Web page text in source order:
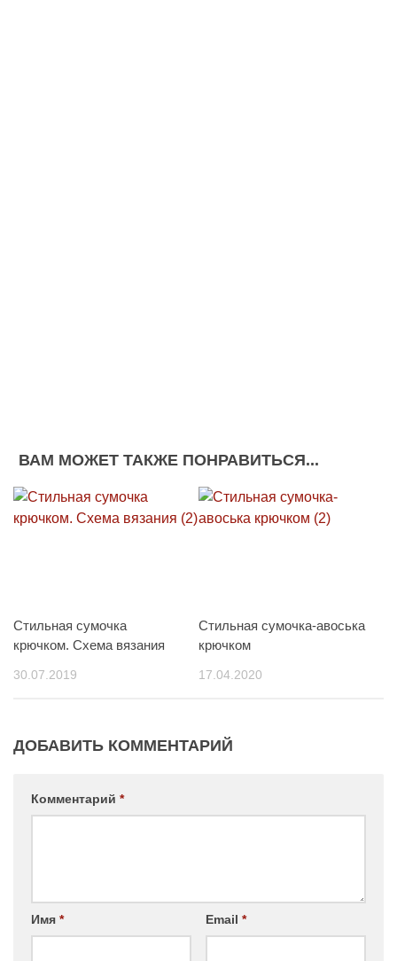
ВАМ МОЖЕТ ТАКЖЕ ПОНРАВИТЬСЯ...
Стильная сумочка
крючком. Схема вязания
30.07.2019
Стильная сумочка-авоська
крючком
17.04.2020
ДОБАВИТЬ КОММЕНТАРИЙ
Комментарий *
Имя * Email *